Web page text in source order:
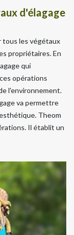
d'élagage
tous les végétaux
propriétaires. En
qui
opérations
l'environnement.
va permettre
Theom
Il établit un